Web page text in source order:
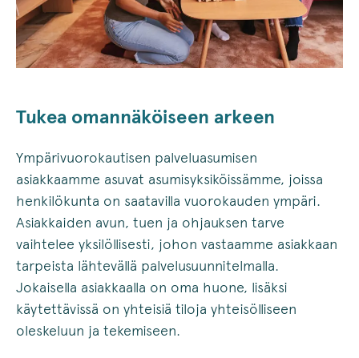
Tukea omannäköiseen arkeen
Ympärivuorokautisen palveluasumisen
asiakkaamme asuvat asumisyksiköissämme, joissa
henkilökunta on saatavilla vuorokauden ympäri.
Asiakkaiden avun, tuen ja ohjauksen tarve
vaihtelee yksilöllisesti, johon vastaamme asiakkaan
tarpeista lähtevällä palvelusuunnitelmalla.
Jokaisella asiakkaalla on oma huone, lisäksi
käytettävissä on yhteisiä tiloja yhteisölliseen
oleskeluun ja tekemiseen.